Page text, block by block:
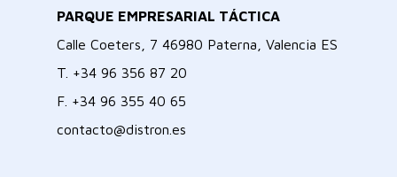
PARQUE EMPRESARIAL TÁCTICA
Calle Coeters, 7 46980 Paterna, Valencia ES
T. +34 96 356 87 20
F. +34 96 355 40 65
contacto@distron.es